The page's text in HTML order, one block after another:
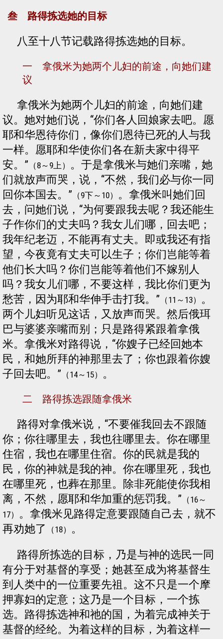
叁 路得拣选她的目标
八至十八节记载路得拣选她的目标。
一 拿俄米为她两个儿妇的前途，向她们建
议
拿俄米为她两个儿妇的前途，向她们建
议。她对她们说，“你们各人回娘家去吧。愿
耶和华恩待你们，像你们恩待已死的人与我
一样。愿耶和华使你们各在新夫家中得平
安。” （8～9上） 。于是拿俄米与她们亲嘴，她
们就放声而哭，说，“不然，我们必与你一同
回你本国去。” （9下～10） 。拿俄米叫她们回
去，问她们说，“为何要跟我去呢？我还能生
子作你们的丈夫吗？我女儿们哪，回去吧；
我年纪老迈，不能再有丈夫。即或我还有指
望，今夜竟有丈夫可以生子；你们岂能等着
他们长大吗？你们岂能等着他们不嫁别人
吗？我女儿们哪，不要这样，我比你们更为
愁苦，因为耶和华伸手击打我。” （11～13） 。
两个儿妇听见这话，又放声而哭。然后俄珥
巴与婆婆亲嘴而别；只是路得紧跟着拿俄
米。拿俄米对路得说，“你嫂子已经回她本
民，和她所拜的神那里去了；你也跟着你嫂
子回去吧。” （14～15） 。
二 路得拣选跟随拿俄米
路得对拿俄米说，“不要催我回去不跟随
你；你往哪里去，我也往哪里去。你在哪里
住宿，我也在哪里住宿。你的民就是我的
民，你的神就是我的神。你在哪里死，我也
在哪里死，也葬在那里。除非死能使你我相
离，不然，愿耶和华加重的惩罚我。” （16～
17） 。拿俄米见路得定意要跟随自己去，就不
再劝她了
（18） 。
路得所拣选的目标，乃是与神的选民一同
有分于对基督的享受；她甚至成为将基督生
到人类中的一位重要先祖。这不只是一个摩
押寡妇的定意；这乃是一个目标，一个拣
选。路得拣选神和祂的国，为着完成神关于
基督的经纶。为着这样的目标，为着这样一